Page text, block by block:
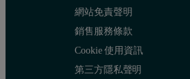
網站免責聲明
銷售服務條款
Cookie 使用資訊
第三方隱私聲明